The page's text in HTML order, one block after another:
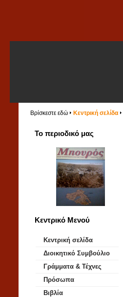
Βρίσκεστε εδώ Κεντρική σελίδα
Το περιοδικό μας
Κεντρικό Μενού
Κεντρική σελίδα
Διοικητικό Συμβούλιο
Γράμματα & Τέχνες
Πρόσωπα
Βιβλία